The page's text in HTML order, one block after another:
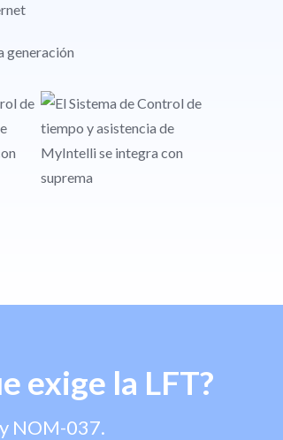
generación
exige la LFT?
NOM-037.